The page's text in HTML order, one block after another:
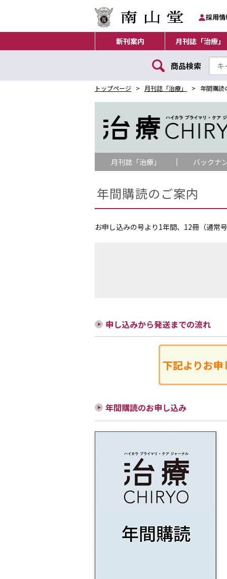
採用情
新刊案内 月刊誌「治療」
商品検索
トップページ 月刊誌「治療」 年間購読
月刊誌「治療」 バックナ
年間購読のご案内
お申し込みの号より1年間、12冊（通常
申し込みから発送までの流れ
年間購読のお申し込み